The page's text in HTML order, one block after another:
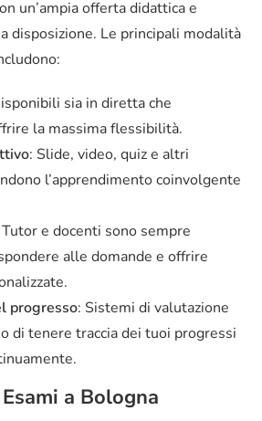
un’ampia offerta didattica e
disposizione. Le principali modalità
sia in diretta che
la massima flessibilità.
: Slide, video, quiz e altri
l’apprendimento coinvolgente
Tutor e docenti sono sempre
alle domande e offrire
progresso: Sistemi di valutazione
di tenere traccia dei tuoi progressi
a Bologna